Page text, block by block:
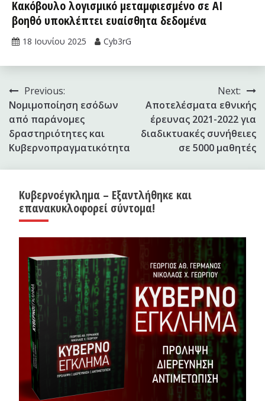
Κακόβουλο λογισμικό μεταμφιεσμένο σε AI
βοηθό υποκλέπτει ευαίσθητα δεδομένα
18 Ιουνίου 2025 Cyb3rG
Πλοήγηση
άρθρων
Previous:
Νομιμοποίηση εσόδων
από παράνομες
δραστηριότητες και
Κυβερνοπραγματικότητα
Next:
Aποτελέσματα εθνικής
έρευνας 2021-2022 για
διαδικτυακές συνήθειες
σε 5000 μαθητές
Κυβερνοέγκλημα – Εξαντλήθηκε και
επανακυκλοφορεί σύντομα!